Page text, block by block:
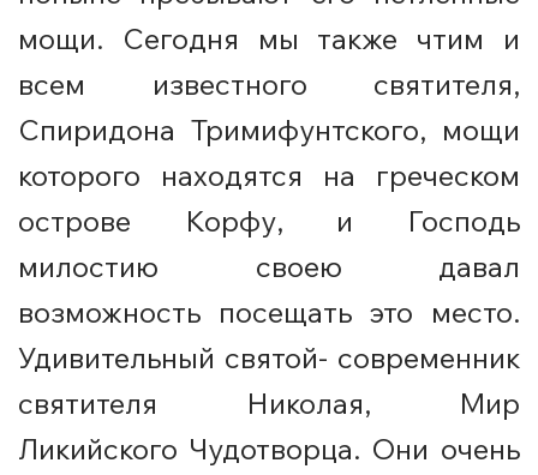
мощи. Сегодня мы также чтим и
всем известного святителя,
Спиридона Тримифунтского, мощи
которого находятся на греческом
острове Корфу, и Господь
милостию своею давал
возможность посещать это место.
Удивительный святой- современник
святителя Николая, Мир
Ликийского Чудотворца. Они очень